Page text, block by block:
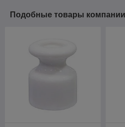
Подобные товары компании